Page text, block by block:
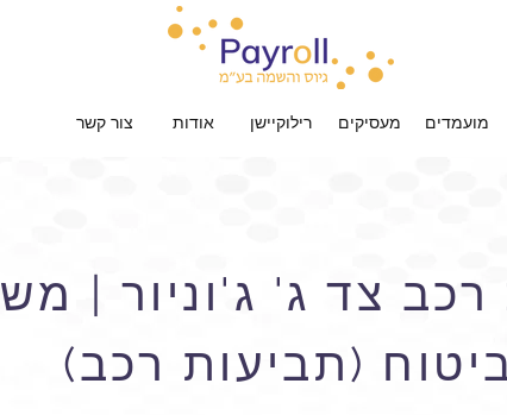
מועמדים מעסיקים רילוקיישן אודות צור קשר
רכב צד ג' ג'וניור |
(תביעות רכב)